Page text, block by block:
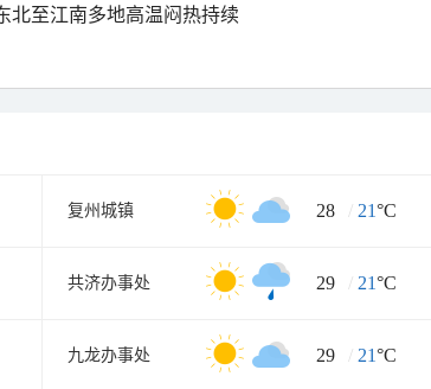
北至江南多地高温闷热持续
复州城镇 28 / 21°C
共济办事处 29 / 21°C
九龙办事处 29 / 21°C